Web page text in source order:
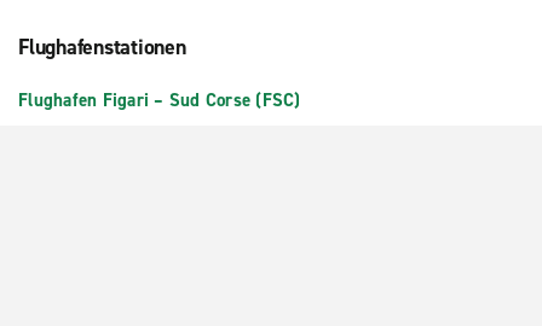
Flughafenstationen
Flughafen Figari – Sud Corse (FSC)